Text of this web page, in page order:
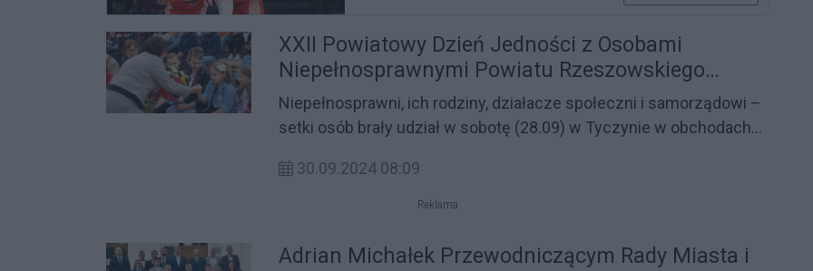
XXII Powiatowy Dzień Jedności z Osobami
Niepełnosprawnymi Powiatu Rzeszowskiego
[ZDJĘCIA]
Niepełnosprawni, ich rodziny, działacze społeczni i samorządowi –
setki osób brały udział w sobotę (28.09) w Tyczynie w obchodach
Powiatu Rzeszowskiego.
30.09.2024 08:09
Reklama
Adrian Michałek Przewodniczącym Rady Miasta i